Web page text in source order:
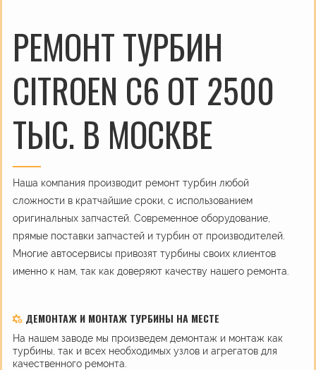
РЕМОНТ ТУРБИН
CITROEN C6 ОТ 2500
ТЫС. В МОСКВЕ
Наша компания производит ремонт турбин любой
сложности в кратчайшие сроки, с использованием
оригинальных запчастей. Современное оборудование,
прямые поставки запчастей и турбин от производителей.
Многие автосервисы привозят турбины своих клиентов
именно к нам, так как доверяют качеству нашего ремонта.
ДЕМОНТАЖ И МОНТАЖ ТУРБИНЫ НА МЕСТЕ
На нашем заводе мы произведем демонтаж и монтаж как
турбины, так и всех необходимых узлов и агрегатов для
качественного ремонта.